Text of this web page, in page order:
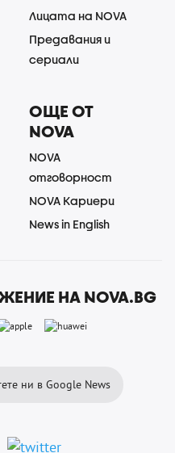
Лицата на NOVA
Предавания и
сериали
ОЩЕ ОТ
NOVA
NOVA
отговорност
NOVA Кариери
News in English
НА NOVA.BG
ни в Google News